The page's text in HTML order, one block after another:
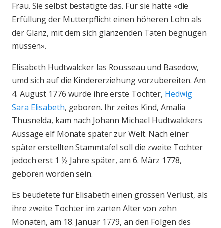
Frau. Sie selbst bestätigte das. Für sie hatte «die
Erfüllung der Mutterpflicht einen höheren Lohn als
der Glanz, mit dem sich glänzenden Taten begnügen
müssen».
Elisabeth Hudtwalcker las Rousseau und Basedow,
umd sich auf die Kindererziehung vorzubereiten. Am
4. August 1776 wurde ihre erste Tochter, Hedwig
Sara Elisabeth, geboren. Ihr zeites Kind, Amalia
Thusnelda, kam nach Johann Michael Hudtwalckers
Aussage elf Monate später zur Welt. Nach einer
später erstellten Stammtafel soll die zweite Tochter
jedoch erst 1 ½ Jahre später, am 6. März 1778,
geboren worden sein.
Es beudetete für Elisabeth einen grossen Verlust, als
ihre zweite Tochter im zarten Alter von zehn
Monaten, am 18. Januar 1779, an den Folgen des